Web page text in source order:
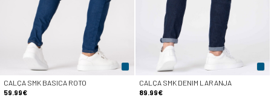
CALÇA SMK BASICA ROTO
59.99€
CALÇA SMK DENIM LARANJA
89.99€